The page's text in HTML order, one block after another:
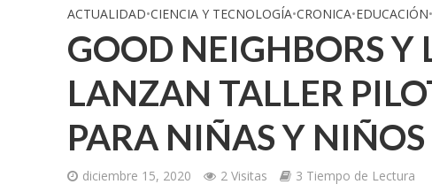
ACTUALIDAD•CIENCIA Y TECNOLOGÍA•CRONICA•EDUCACIÓN•
GOOD NEIGHBORS Y
LANZAN TALLER
PARA NIÑAS Y
diciembre 15, 2020 2 Visitas 3 Tiempo de Lectura